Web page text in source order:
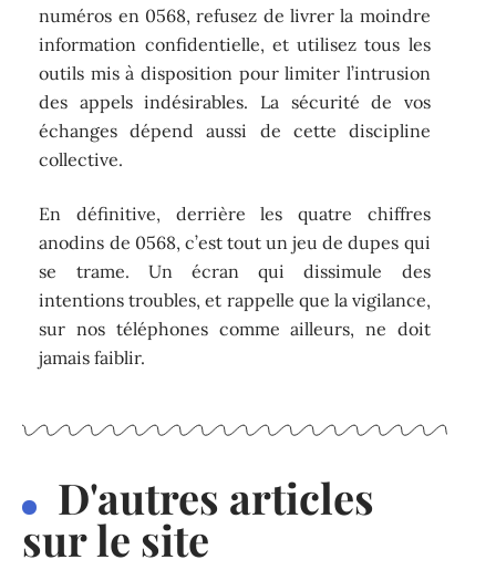
numéros en 0568, refusez de livrer la moindre
information confidentielle, et utilisez tous les
outils mis à disposition pour limiter l’intrusion
des appels indésirables. La sécurité de vos
échanges dépend aussi de cette discipline
collective.
En définitive, derrière les quatre chiffres
anodins de 0568, c’est tout un jeu de dupes qui
se trame. Un écran qui dissimule des
intentions troubles, et rappelle que la vigilance,
sur nos téléphones comme ailleurs, ne doit
jamais faiblir.
D'autres articles
sur le site